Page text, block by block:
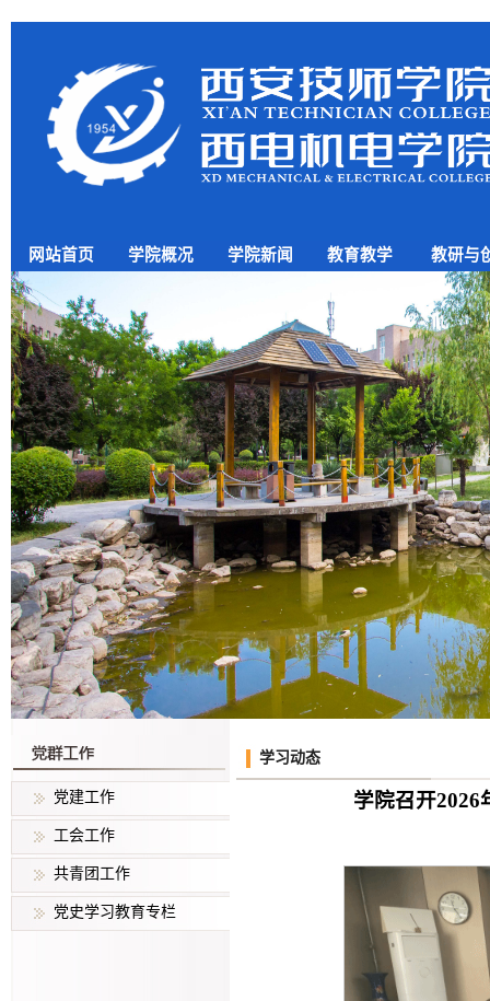
网站首页 学院概况 学院新闻 教育教学 教研与
党建工作
工会工作
共青团工作
党史学习教育专栏
学习动态
学院召开2026